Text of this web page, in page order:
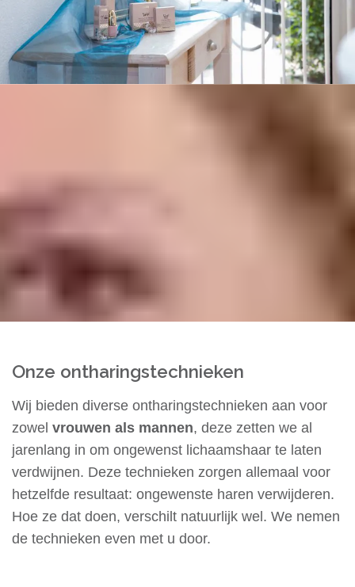
Onze ontharingstechnieken
Wij bieden diverse ontharingstechnieken aan voor
zowel vrouwen als mannen, deze zetten we al
jarenlang in om ongewenst lichaamshaar te laten
verdwijnen. Deze technieken zorgen allemaal voor
hetzelfde resultaat: ongewenste haren verwijderen.
Hoe ze dat doen, verschilt natuurlijk wel. We nemen
de technieken even met u door.